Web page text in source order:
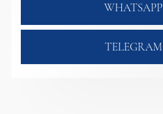
WHATSAPP
TELEGRAM